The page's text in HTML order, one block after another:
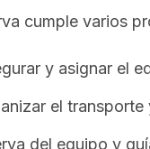
cumple varios
y asignar el
el
del equipo y